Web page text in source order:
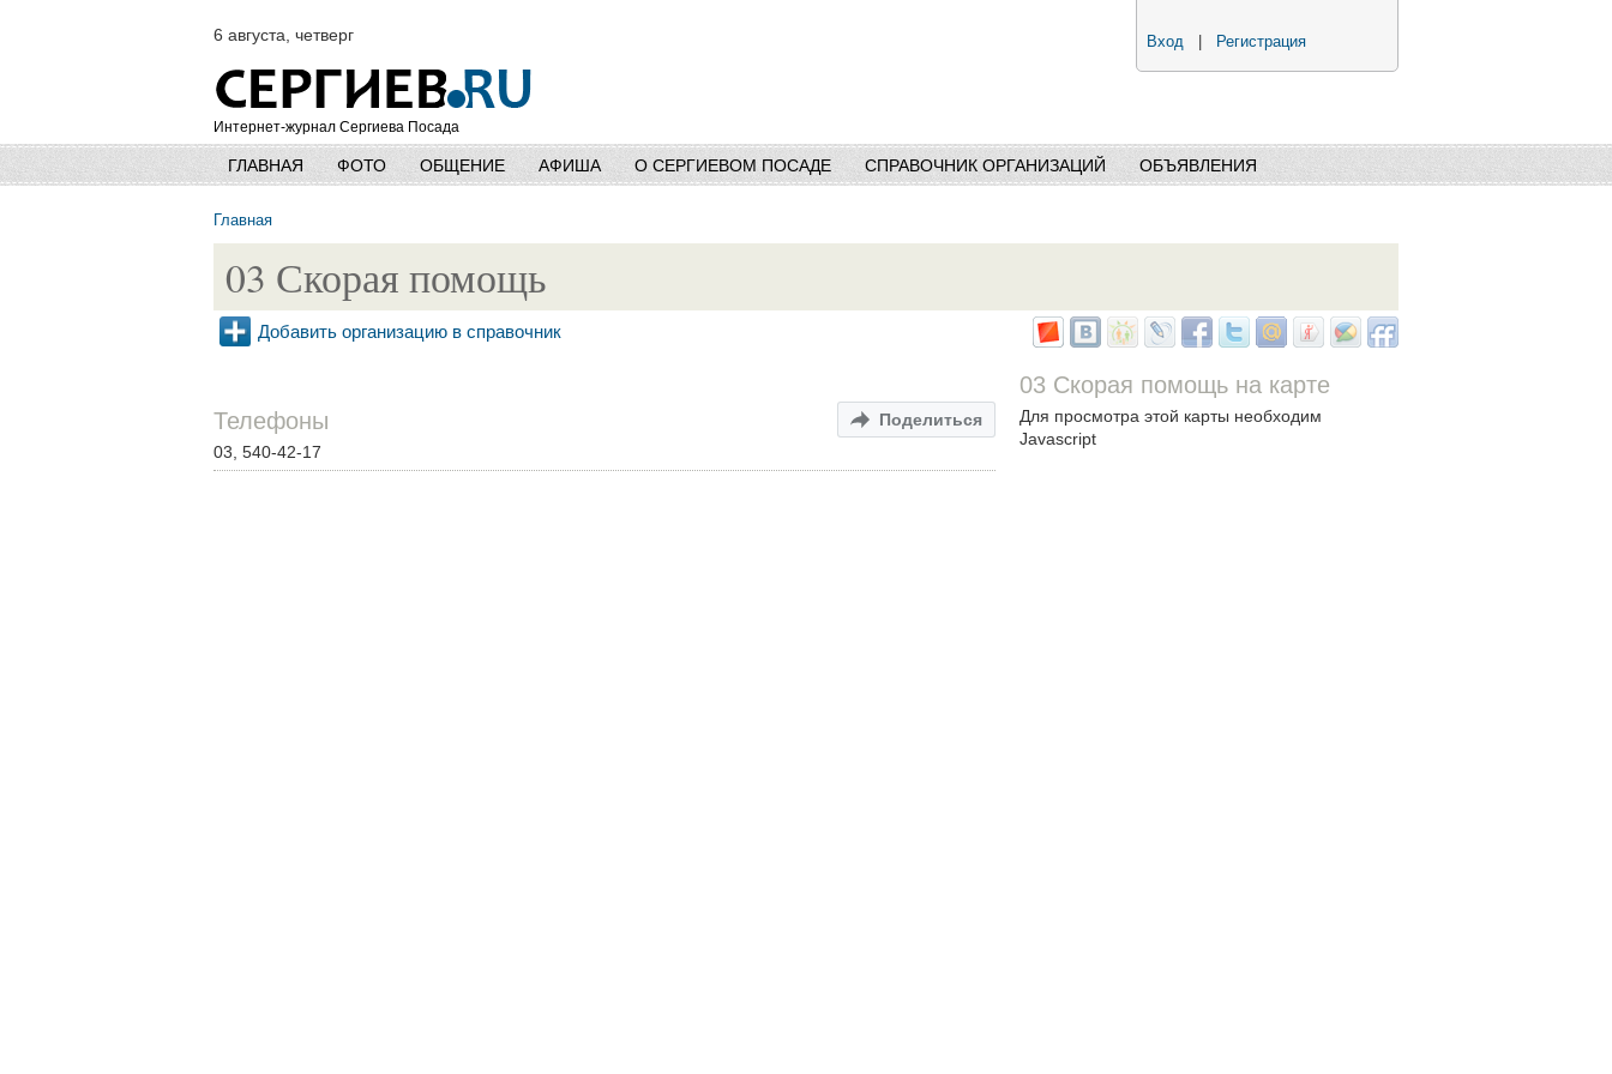
6 августа, четверг
Интернет-журнал Сергиева Посада
Вход Регистрация
ГЛАВНАЯ ФОТО ОБЩЕНИЕ АФИША О СЕРГИЕВОМ ПОСАДЕ СПРАВОЧНИК ОРГАНИЗАЦИЙ ОБЪЯВЛЕНИЯ
Главная
03 Скорая помощь
Добавить организацию в справочник
Поделиться
Телефоны
03, 540-42-17
03 Скорая помощь на карте
Для просмотра этой карты необходим
Javascript